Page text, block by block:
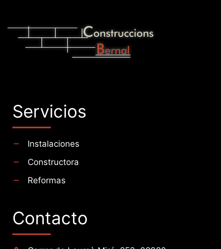
Servicios
Instalaciones
Constructora
Reformas
Contacto